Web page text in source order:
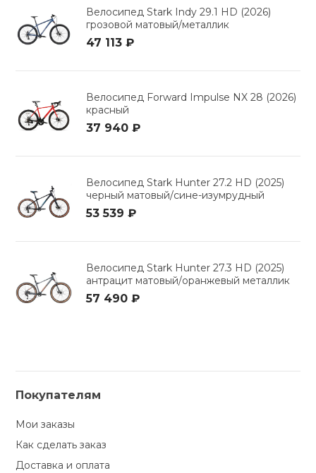
Велосипед Stark Indy 29.1 HD (2026)
грозовой матовый/металлик
47 113 ₽
Велосипед Forward Impulse NX 28 (2026)
красный
37 940 ₽
Велосипед Stark Hunter 27.2 HD (2025)
черный матовый/сине-изумрудный
53 539 ₽
Велосипед Stark Hunter 27.3 HD (2025)
антрацит матовый/оранжевый металлик
57 490 ₽
Покупателям
Мои заказы
Как сделать заказ
Доставка и оплата